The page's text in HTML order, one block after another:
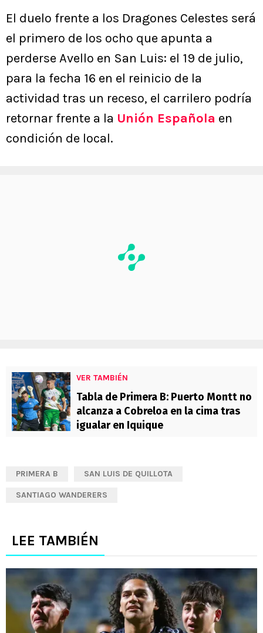
El duelo frente a los Dragones Celestes será
el primero de los ocho que apunta a
perderse Avello en San Luis: el 19 de julio,
para la fecha 16 en el reinicio de la
actividad tras un receso, el carrilero podría
retornar frente a la Unión Española en
condición de local.
VER TAMBIÉN
Tabla de Primera B: Puerto Montt no
alcanza a Cobreloa en la cima tras
igualar en Iquique
PRIMERA B SAN LUIS DE QUILLOTA
SANTIAGO WANDERERS
LEE TAMBIÉN